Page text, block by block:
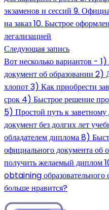
экзаменов и сессий 9.
на заказ 10. Быстрое
легализацией
Следующая запись
Вот несколько вариантов -
документ об образовании
хлопот 3) Как приобрести
срок 4) Быстрое решение
5) Простой путь к
документ без долгих лет
обладателем диплома 8)
официального документа об
получить желаемый диплом
obtaining образовательного
больше нравится?